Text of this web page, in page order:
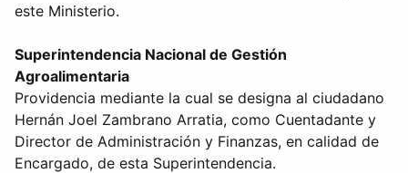
este Ministerio.
Superintendencia Nacional de Gestión
Agroalimentaria
Providencia mediante la cual se designa al ciudadano
Hernán Joel Zambrano Arratia, como Cuentadante y
Director de Administración y Finanzas, en calidad de
Encargado, de esta Superintendencia.